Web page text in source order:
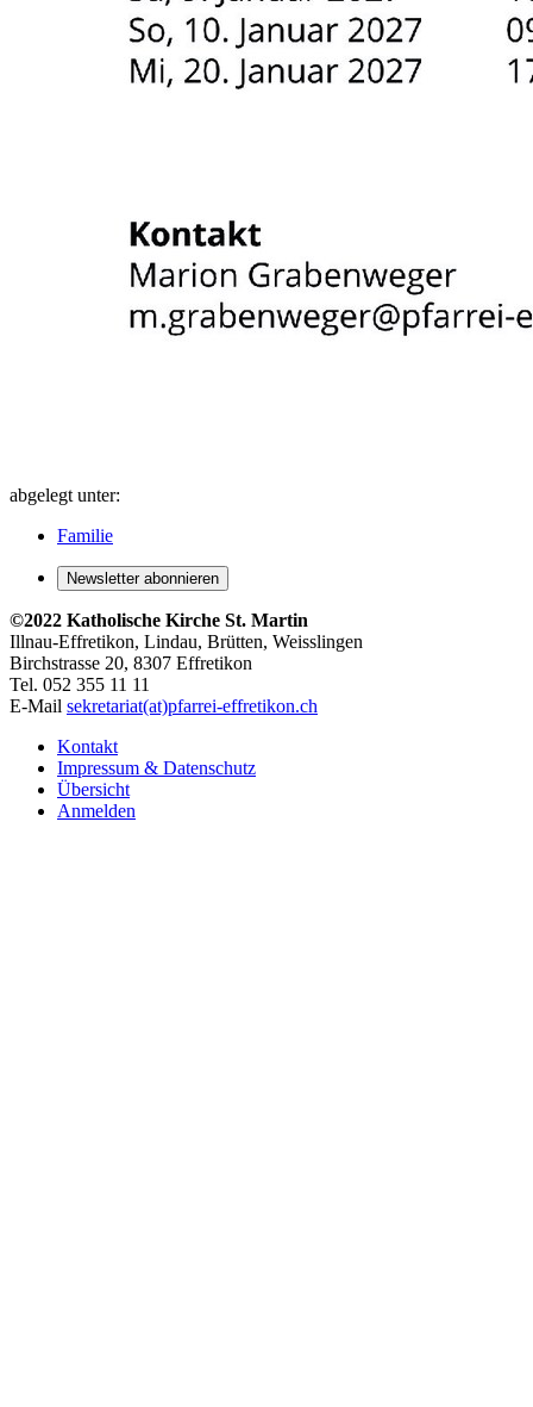
abgelegt unter:
Familie
Newsletter abonnieren
©2022 Katholische Kirche St. Martin
Illnau-Effretikon, Lindau, Brütten, Weisslingen
Birchstrasse 20, 8307 Effretikon
Tel. 052 355 11 11
E-Mail sekretariat(at)pfarrei-effretikon.ch
Kontakt
Impressum & Datenschutz
Übersicht
Anmelden